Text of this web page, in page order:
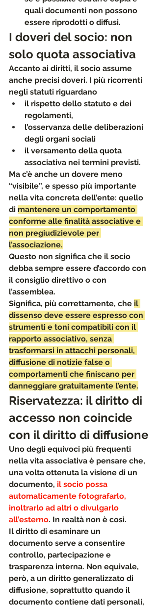
quali documenti non possono
essere riprodotti o diffusi.
I doveri del socio: non
solo quota associativa
Accanto ai diritti, il socio assume
anche precisi doveri. I più ricorrenti
negli statuti riguardano
il rispetto dello statuto e dei
regolamenti,
l’osservanza delle deliberazioni
degli organi sociali
il versamento della quota
associativa nei termini previsti.
Ma c’è anche un dovere meno
“visibile”, e spesso più importante
nella vita concreta dell’ente: quello
di mantenere un comportamento
conforme alle finalità associative e
non pregiudizievole per
l’associazione.
Questo non significa che il socio
debba sempre essere d’accordo con
il consiglio direttivo o con
l’assemblea.
Significa, più correttamente, che il
dissenso deve essere espresso con
strumenti e toni compatibili con il
rapporto associativo, senza
trasformarsi in attacchi personali,
diffusione di notizie false o
comportamenti che finiscano per
danneggiare gratuitamente l’ente.
Riservatezza: il diritto di
accesso non coincide
con il diritto di diffusione
Uno degli equivoci più frequenti
nella vita associativa è pensare che,
una volta ottenuta la visione di un
documento, il socio possa
automaticamente fotografarlo,
inoltrarlo ad altri o divulgarlo
all’esterno. In realtà non è così.
Il diritto di esaminare un
documento serve a consentire
controllo, partecipazione e
trasparenza interna. Non equivale,
però, a un diritto generalizzato di
diffusione, soprattutto quando il
documento contiene dati personali,